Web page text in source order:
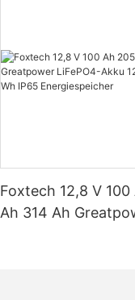
Foxtech 12,8 V 100
Ah 314 Ah